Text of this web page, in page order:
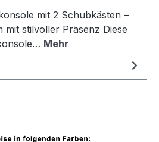
mit 2 Schubkästen –
mit stilvoller Präsenz Diese
Mehr